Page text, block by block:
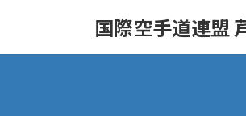
国際空手道連盟